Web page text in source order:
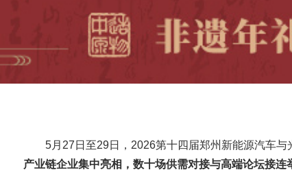
5月27日至29日，2026第十四届郑州新能源汽车
产业链企业集中亮相，数十场供需对接与高端论坛接